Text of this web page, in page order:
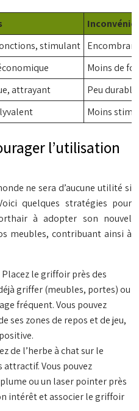
stimulant
Moins de
attrayant
Peu durable
Moins
l’utilisation
ne sera d’aucune utilité si
quelques stratégies pour
à adopter son nouvel
meubles, contribuant ainsi à
Placez le griffoir près des
griffer (meubles, portes) ou
fréquent. Vous pouvez
ses zones de repos et de jeu,
de l’herbe à chat sur le
Vous pouvez
ou un laser pointer près
intérêt et associer le griffoir